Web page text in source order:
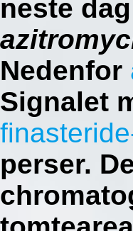
neste
Nedenfor
Signalet
perser.